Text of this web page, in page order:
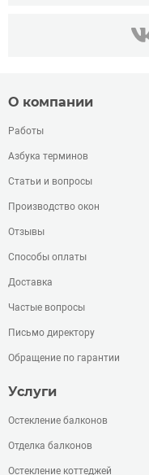
в контакте
О компании
Работы
Азбука терминов
Статьи и вопросы
Производство окон
Отзывы
Способы оплаты
Доставка
Частые вопросы
Письмо директору
Обращение по гарантии
Услуги
Остекление балконов
Отделка балконов
Остекление коттеджей